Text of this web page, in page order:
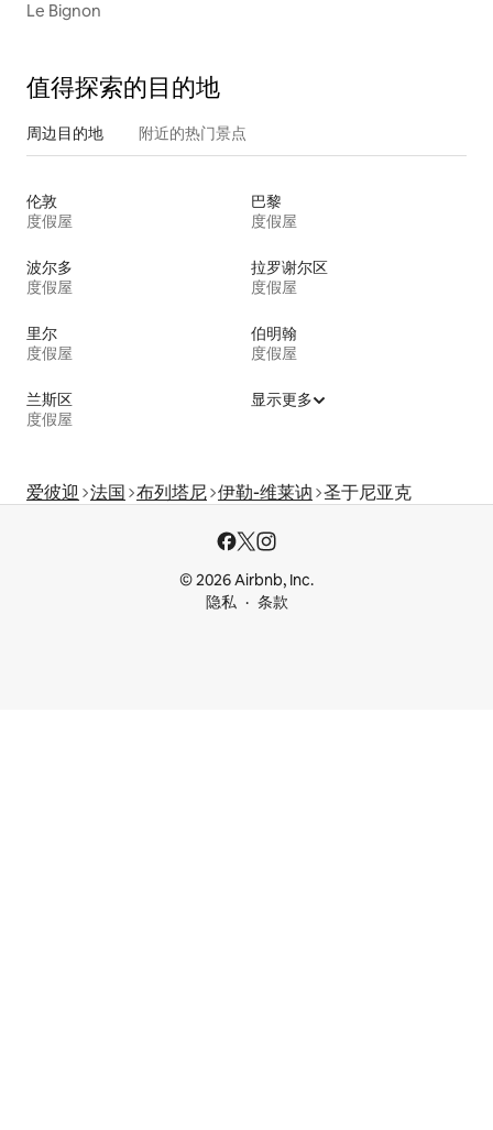
Le Bignon
值得探索的目的地
周边目的地 附近的热门景点
伦敦
度假屋
巴黎
度假屋
波尔多
度假屋
拉罗谢尔区
度假屋
里尔
度假屋
伯明翰
度假屋
兰斯区
度假屋
显示更多
爱彼迎 法国 布列塔尼 伊勒-维莱讷 圣于尼亚克
© 2026 Airbnb, Inc.
隐私
条款